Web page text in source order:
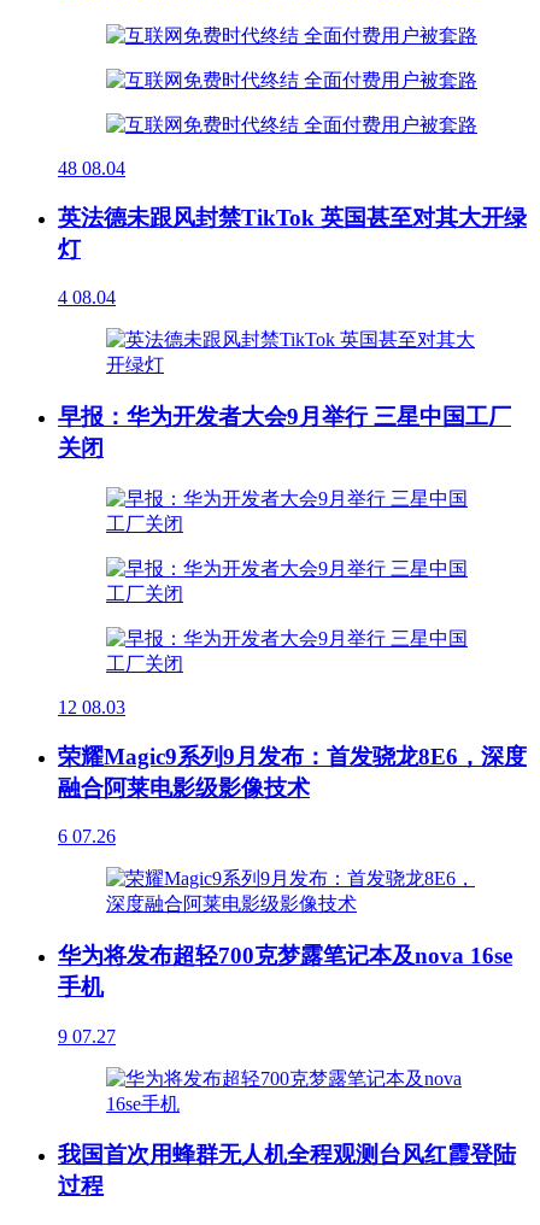
48 08.04
英法德未跟风封禁TikTok 英国甚至对其大开绿
灯
4 08.04
早报：华为开发者大会9月举行 三星中国工厂
关闭
12 08.03
荣耀Magic9系列9月发布：首发骁龙8E6，深度
融合阿莱电影级影像技术
6 07.26
华为将发布超轻700克梦露笔记本及nova 16se
手机
9 07.27
我国首次用蜂群无人机全程观测台风红霞登陆
过程